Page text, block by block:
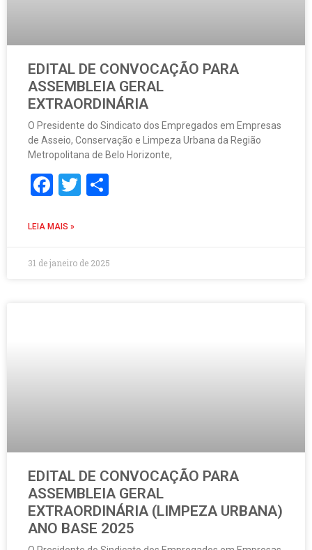
EDITAL DE CONVOCAÇÃO PARA
ASSEMBLEIA GERAL
EXTRAORDINÁRIA
O Presidente do Sindicato dos Empregados em Empresas
de Asseio, Conservação e Limpeza Urbana da Região
Metropolitana de Belo Horizonte,
Facebook
Twitter
LEIA MAIS »
31 de janeiro de 2025
EDITAL DE CONVOCAÇÃO PARA
ASSEMBLEIA GERAL
EXTRAORDINÁRIA (LIMPEZA URBANA)
ANO BASE 2025